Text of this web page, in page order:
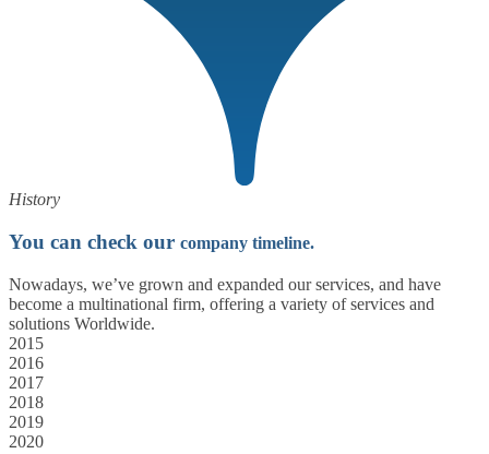
History
You can check our company timeline.
Nowadays, we’ve grown and expanded our services, and have
become a multinational firm, offering a variety of services and
solutions Worldwide.
2015
2016
2017
2018
2019
2020